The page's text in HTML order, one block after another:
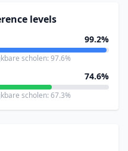
levels
99.2%
scholen: 97.6%
74.6%
scholen: 67.3%